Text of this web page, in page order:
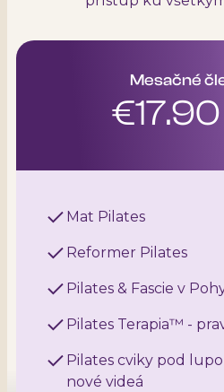
Mesačné
€17.90
Mat Pilates
Reformer Pilates
Pilates & Fascie v
Pilates Terapia™ -
Pilates cviky pod
nové videá